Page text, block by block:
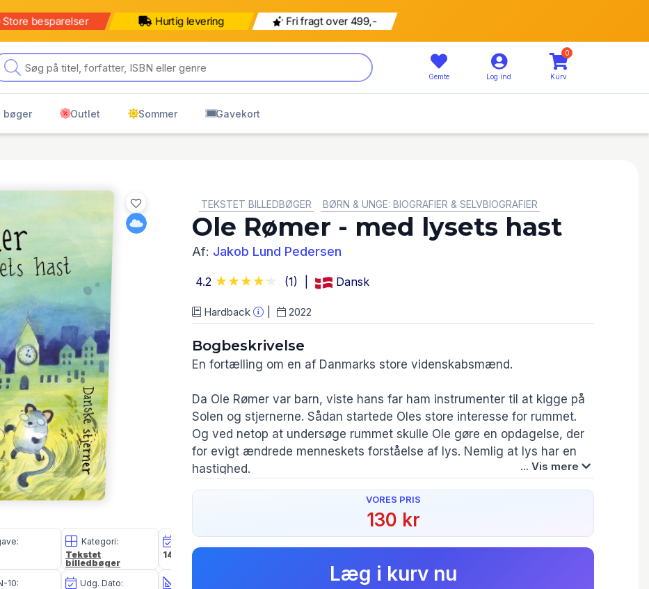
Store besparelser Hurtig levering Fri fragt over 499,-
Gemte Log ind
0
Kurv
bøger Outlet Sommer Gavekort
10:
Kategori:
Tekstet
billedbøger
Udg. Dato:
14 maj 2022
Forfatter(e):
TEKSTET BILLEDBØGER
BØRN & UNGE: BIOGRAFIER & SELVBIOGRAFIER
Ole Rømer - med lysets hast
Af: Jakob Lund Pedersen
4.2 (1) Dansk
Hardback 2022
Bogbeskrivelse
En fortælling om en af Danmarks store videnskabsmænd.
Da Ole Rømer var barn, viste hans far ham instrumenter til at kigge på
Solen og stjernerne. Sådan startede Oles store interesse for rummet.
Og ved netop at undersøge rummet skulle Ole gøre en opdagelse, der
for evigt ændrede menneskets forståelse af lys. Nemlig at lys har en
hastighed.
... Vis mere
VORES PRIS
130 kr
Læg i kurv nu